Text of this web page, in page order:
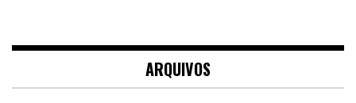
ARQUIVOS